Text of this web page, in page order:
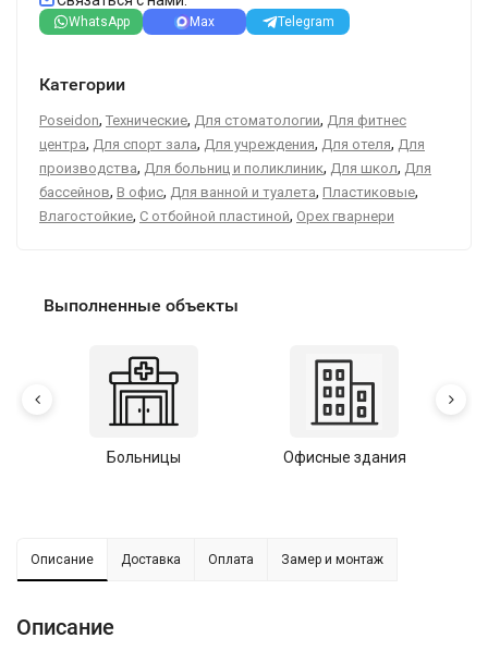
WhatsApp Max Telegram
Категории
Poseidon, Технические, Для стоматологии, Для фитнес
центра, Для спорт зала, Для учреждения, Для отеля, Для
производства, Для больниц и поликлиник, Для школ, Для
бассейнов, В офис, Для ванной и туалета, Пластиковые,
Влагостойкие, С отбойной пластиной, Орех гварнери
Выполненные объекты
Больницы Офисные здания
Описание Доставка Оплата Замер и монтаж
Описание